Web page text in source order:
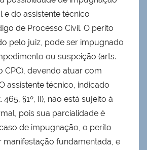
e do assistente técnico
de Processo Civil. O perito
pelo juiz, pode ser impugnado
ou suspeição (arts.
CPC), devendo atuar com
assistente técnico, indicado
§1º, II), não está sujeito à
pois sua parcialidade é
de impugnação, o perito
manifestação fundamentada, e